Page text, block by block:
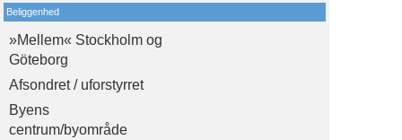
Beliggenhed
»Mellem« Stockholm og
Göteborg
Afsondret / uforstyrret
Byens
centrum/byområde